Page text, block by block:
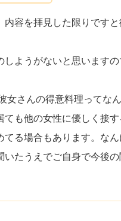
容を拝見した限りです
ようがないと思いますの
女さんの得意料理ってな
も他の女性に優しく接
る場合もあります。なん
たうえでご自身で今後